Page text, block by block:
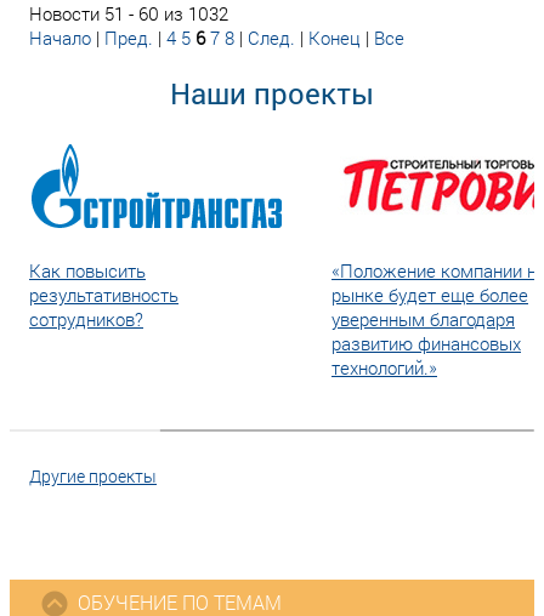
Новости 51 - 60 из 1032
Начало | Пред. | 4 5 6 7 8 | След. | Конец | Все
Наши проекты
Как повысить
результативность
сотрудников?
«Положение компании
рынке будет еще более
уверенным благодаря
развитию финансовых
технологий.»
Другие проекты
ОБУЧЕНИЕ ПО ТЕМАМ